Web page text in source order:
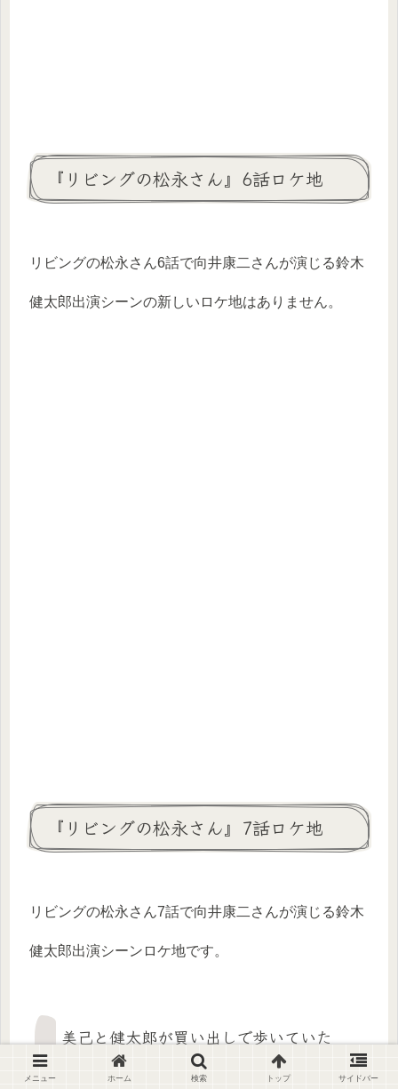
『リビングの松永さん』6話ロケ地
リビングの松永さん6話で向井康二さんが演じる鈴木
健太郎出演シーンの新しいロケ地はありません。
『リビングの松永さん』7話ロケ地
リビングの松永さん7話で向井康二さんが演じる鈴木
健太郎出演シーンロケ地です。
美己と健太郎が買い出しで歩いていた
道：中川駅付近
メニュー ホーム 検索 トップ サイドバー